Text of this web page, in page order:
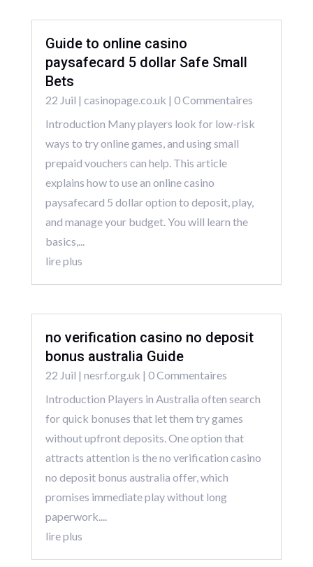
Guide to online casino
paysafecard 5 dollar Safe Small
Bets
22 Juil | casinopage.co.uk | 0 Commentaires
Introduction Many players look for low-risk
ways to try online games, and using small
prepaid vouchers can help. This article
explains how to use an online casino
paysafecard 5 dollar option to deposit, play,
and manage your budget. You will learn the
basics,...
lire plus
no verification casino no deposit
bonus australia Guide
22 Juil | nesrf.org.uk | 0 Commentaires
Introduction Players in Australia often search
for quick bonuses that let them try games
without upfront deposits. One option that
attracts attention is the no verification casino
no deposit bonus australia offer, which
promises immediate play without long
paperwork....
lire plus